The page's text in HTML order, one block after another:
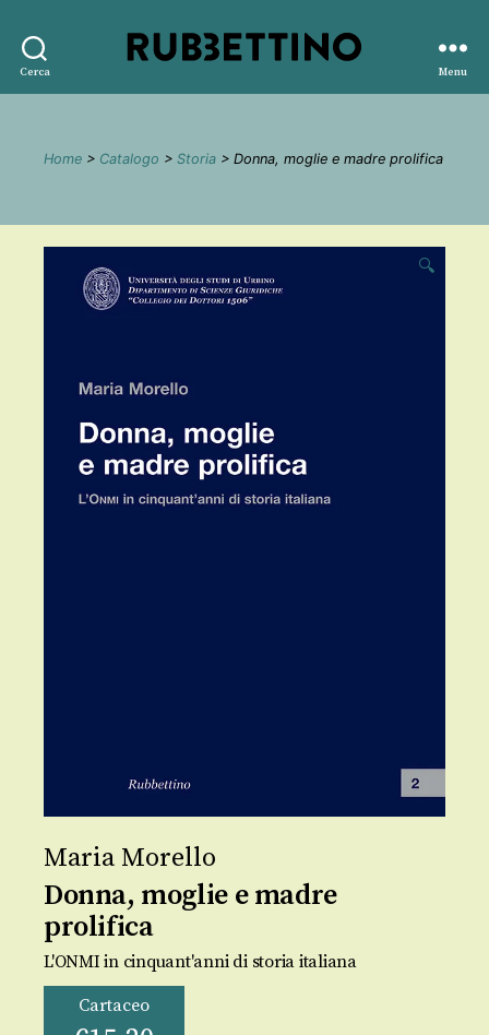
Cerca
editore
Menu
Home > Catalogo > Storia > Donna, moglie e madre prolifica
🔍
Maria Morello
Donna, moglie e madre
prolifica
L'ONMI in cinquant'anni di storia italiana
Cartaceo